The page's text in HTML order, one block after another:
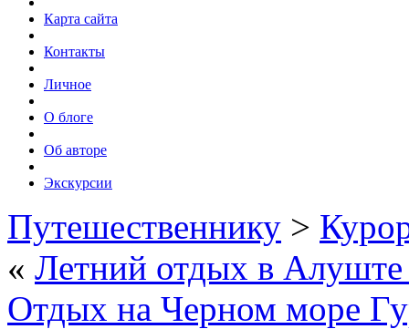
Карта сайта
Контакты
Личное
О блоге
Об авторе
Экскурсии
Путешественнику >
« Летний отдых в
Отдых на Черном море